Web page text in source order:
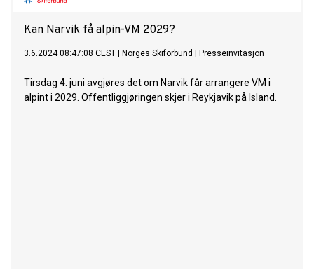
Kan Narvik få alpin-VM 2029?
3.6.2024 08:47:08 CEST Norges Skiforbund Presseinvitasjon
Tirsdag 4. juni avgjøres det om Narvik får arrangere VM i
alpint i 2029. Offentliggjøringen skjer i Reykjavik på Island.